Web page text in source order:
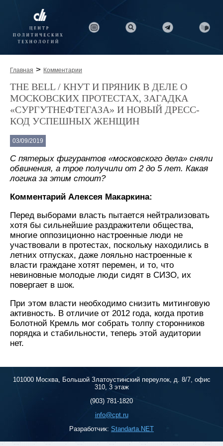
Главная > Комментарии
THE BELL / КНУТ И ПРЯНИК В ДЕЛЕ О
МОСКОВСКИХ ПРОТЕСТАХ, ЗАГАДКА
«СУРГУТНЕФТЕГАЗА» И НОВЫЙ ДРЕСС-
КОД УСПЕШНЫХ ЖЕНЩИН
03/09/2019
С пятерых фигурантов «московского дела» сняли
обвинения, а трое получили от 2 до 5 лет. Какая
логика за этим стоит?
Комментарий Алексея Макаркина:
Перед выборами власть пытается нейтрализовать
хотя бы сильнейшие раздражители общества,
многие оппозиционно настроенные люди не
участвовали в протестах, поскольку находились в
летних отпусках, даже лояльно настроенные к
власти граждане хотят перемен, и то, что
невиновные молодые люди сидят в СИЗО, их
повергает в шок.
При этом власти необходимо снизить митинговую
активность. В отличие от 2012 года, когда против
Болотной Кремль мог собрать толпу сторонников
порядка и стабильности, теперь этой аудитории
нет.
101000 Москва, Большой Златоустинский переулок, д. 8/7, офис
310, 3 этаж
(903) 781-1820
info@cpt.ru
Разработчик: Standarta.NET